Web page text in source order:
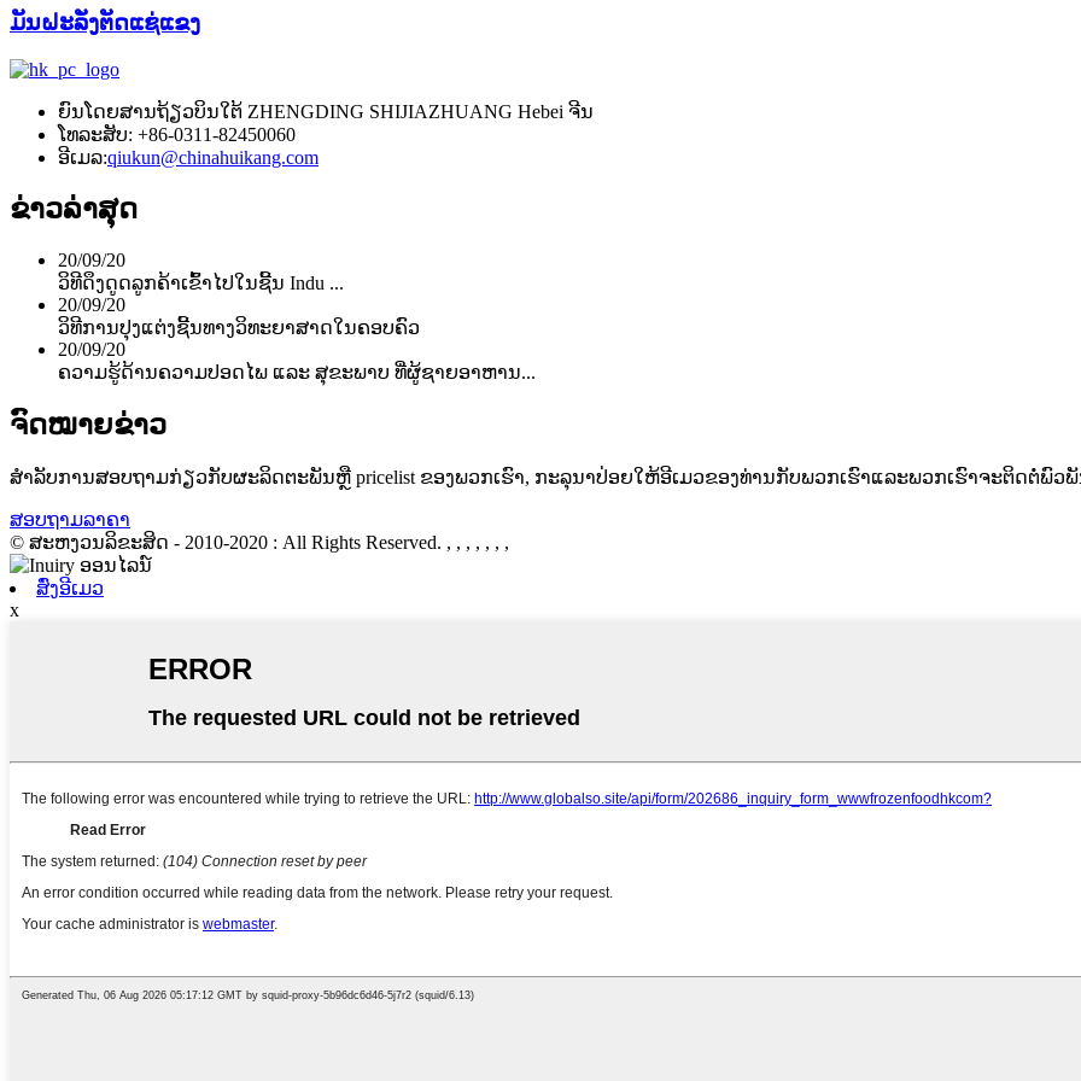
ມັນຝະລັ່ງຕັດແຊ່ແຂງ
ຍົນ​ໂດຍສານ​ຖ້ຽວ​ບິນ​ໃຕ້ ZHENGDING SHIJIAZHUANG Hebei ຈີນ
ໂທລະສັບ: +86-0311-82450060
ອີເມລ:qiukun@chinahuikang.com
ຂ່າວ​ລ່າ​ສຸດ
20/09/20
ວິ​ທີ​ດຶງ​ດູດ​ລູກ​ຄ້າ​ເຂົ້າ​ໄປ​ໃນ​ຊີ້ນ Indu ...
20/09/20
ວິທີການປຸງແຕ່ງຊີ້ນທາງວິທະຍາສາດໃນຄອບຄົວ
20/09/20
ຄວາມຮູ້ດ້ານຄວາມປອດໄພ ແລະ ສຸຂະພາບ ທີ່ຜູ້ຊາຍອາຫານ...
ຈົດໝາຍຂ່າວ
ສໍາ​ລັບ​ການ​ສອບ​ຖາມ​ກ່ຽວ​ກັບ​ຜະ​ລິດ​ຕະ​ພັນ​ຫຼື pricelist ຂອງ​ພວກ​ເຮົາ​, ກະ​ລຸ​ນາ​ປ່ອຍ​ໃຫ້​ອີ​ເມວ​ຂອງ​ທ່ານ​ກັບ​ພວກ​ເຮົາ​ແລະ​ພວກ​ເຮົາ​ຈະ​ຕິດ​ຕໍ່​ພົວ​ພັ
ສອບຖາມລາຄາ
© ສະຫງວນລິຂະສິດ - 2010-2020 : All Rights Reserved. , , , , , , ,
ສົ່ງອີເມວ
x